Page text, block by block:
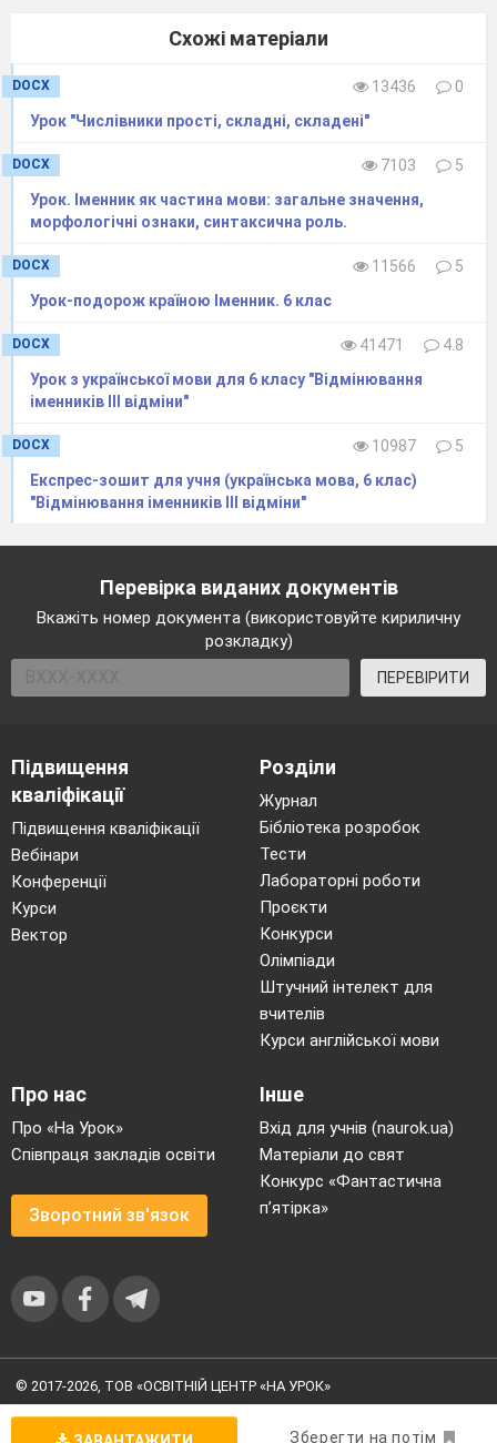
Схожі матеріали
DOCX 13436
0
Урок "Числівники прості, складні, складені"
DOCX 7103
5
Урок. Іменник як частина мови: загальне значення,
морфологічні ознаки, синтаксична роль.
DOCX 11566
5
Урок-подорож країною Іменник. 6 клас
DOCX 41471
4.8
Урок з української мови для 6 класу "Відмінювання
іменників ІІІ відміни"
DOCX 10987
5
Експрес-зошит для учня (українська мова, 6 клас)
"Відмінювання іменників ІІІ відміни"
Зберегти на потім
Перевірка виданих документів
Вкажіть номер документа (використовуйте кириличну
розкладку)
ПЕРЕВІРИТИ
Підвищення
кваліфікації
Підвищення кваліфікації
Вебінари
Конференції
Курси
Вектор
Розділи
Журнал
Бібліотека розробок
Тести
Лабораторні роботи
Проєкти
Конкурси
Олімпіади
Штучний інтелект для
вчителів
Курси англійської мови
Про нас
Про «На Урок»
Співпраця закладів освіти
Зворотний зв'язок
Інше
Вхід для учнів (naurok.ua)
Матеріали до свят
Конкурс «Фантастична
п’ятірка»
© 2017-2026, ТОВ «ОСВІТНІЙ ЦЕНТР «НА УРОК»
конфіденційності